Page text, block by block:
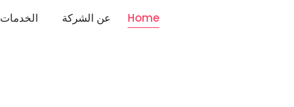
Home عن الشركة الخدمات